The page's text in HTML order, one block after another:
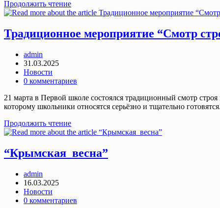
Продолжить чтениеМосковский
детский
Традиционное мероприятие “Смотр
Post
author:
admin
Запись
опубликована:
31.03.2025
Post
category:
Новости
Post
0 комментариев
21 марта в Первой школе состоялся традиционный смотр
которому школьники относятся серьёзно и тщательно
Продолжить чтениеТрадиционное
мероприятие
и
“Крымская весна”
Post
author:
admin
Запись
опубликована:
16.03.2025
Post
category:
Новости
Post
0 комментариев